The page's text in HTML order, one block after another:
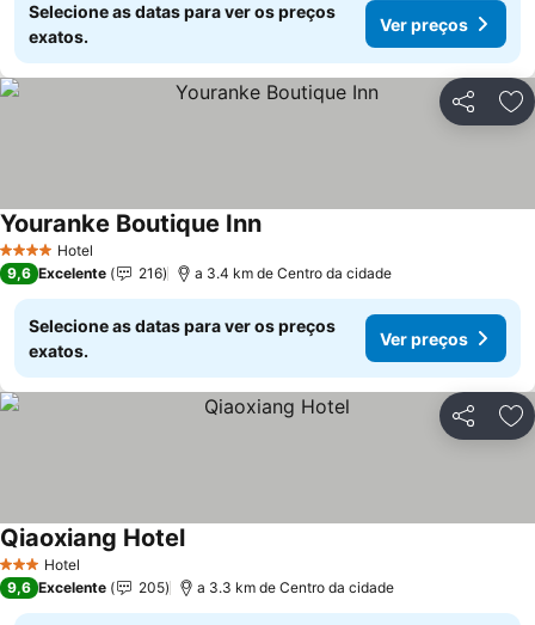
Selecione as datas para ver os preços
exatos.
Ver preços
Partilhar
4 EstrelasHotel
Youranke Boutique InnVer preços
9,6 Excelente 216 a 3.4 km de Centro da cidade
Selecione as datas para ver os preços
exatos.
Ver preços
Partilhar
3 EstrelasHotel
Qiaoxiang HotelVer preços
9,6 Excelente 205 a 3.3 km de Centro da cidade